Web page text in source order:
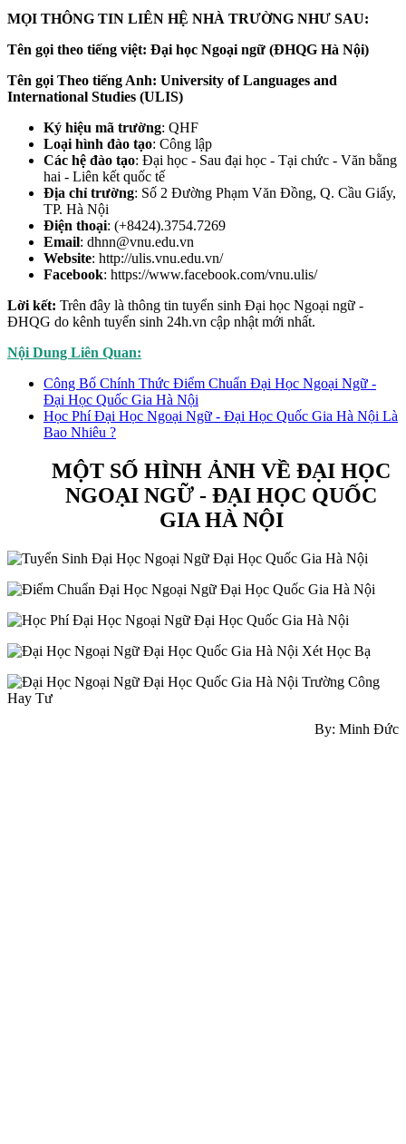
MỌI THÔNG TIN LIÊN HỆ NHÀ TRƯỜNG NHƯ SAU:
Tên gọi theo tiếng việt: Đại học Ngoại ngữ (ĐHQG Hà Nội)
Tên gọi Theo tiếng Anh: University of Languages and
International Studies (ULIS)
Ký hiệu mã trường: QHF
Loại hình đào tạo: Công lập
Các hệ đào tạo: Đại học - Sau đại học - Tại chức - Văn bằng
hai - Liên kết quốc tế
Địa chỉ trường: Số 2 Đường Phạm Văn Đồng, Q. Cầu Giấy,
TP. Hà Nội
Điện thoại: (+8424).3754.7269
Email: dhnn@vnu.edu.vn
Website: http://ulis.vnu.edu.vn/
Facebook: https://www.facebook.com/vnu.ulis/
Lời kết: Trên đây là thông tin tuyển sinh Đại học Ngoại ngữ -
ĐHQG do kênh tuyển sinh 24h.vn cập nhật mới nhất.
Nội Dung Liên Quan:
Công Bố Chính Thức Điểm Chuẩn Đại Học Ngoại Ngữ -
Đại Học Quốc Gia Hà Nội
Học Phí Đại Học Ngoại Ngữ - Đại Học Quốc Gia Hà Nội Là
Bao Nhiêu ?
MỘT SỐ HÌNH ẢNH VỀ ĐẠI HỌC
NGOẠI NGỮ - ĐẠI HỌC QUỐC
GIA HÀ NỘI
By: Minh Đức